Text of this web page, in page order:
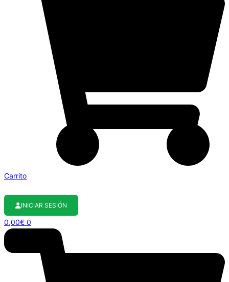
Carrito
INICIAR SESIÓN
0,00€ 0